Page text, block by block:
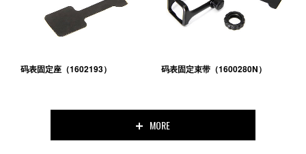
码表固定座（1602193） 码表固定束带（1600280N）
MORE